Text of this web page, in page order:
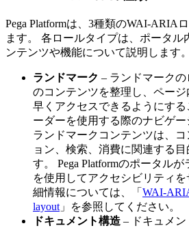
Pega Platformは、3種類のWAI-ARIA
ます。 各ロールタイプは、ポータル
ンテンツや機能について説明します。
ランドマーク – ランドマーク
のコンテンツを整理し、ペー
早くアクセスできるようにす
ーダーを使用する際のナビゲー
ランドマークコンテンツは、
ョン、検索、消費に関連する
す。 Pega Platformのポータル
を使用してアクセシビリティ
細情報については、「 WAI-
layout 」を参照してください。
ドキュメント構造 – ドキュメ